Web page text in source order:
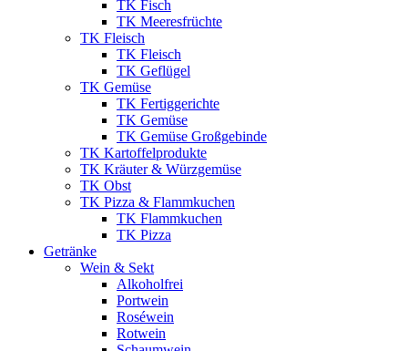
TK Fisch
TK Meeresfrüchte
TK Fleisch
TK Fleisch
TK Geflügel
TK Gemüse
TK Fertiggerichte
TK Gemüse
TK Gemüse Großgebinde
TK Kartoffelprodukte
TK Kräuter & Würzgemüse
TK Obst
TK Pizza & Flammkuchen
TK Flammkuchen
TK Pizza
Getränke
Wein & Sekt
Alkoholfrei
Portwein
Roséwein
Rotwein